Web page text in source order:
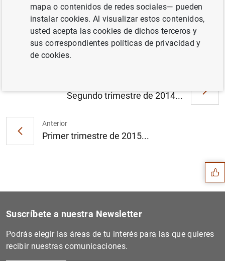
Cuarto trimestre de 2014 (459KB
Anterior
Primer trimestre de 2015...
Segundo trimestre de 2014...
Sugerencias
Suscríbete a nuestra Newsletter
Podrás elegir las áreas de tu interés para las que quieres
recibir nuestras comunicaciones.
mapa o contenidos de redes sociales— pueden
instalar cookies. Al visualizar estos contenidos,
usted acepta las cookies de dichos terceros y
sus correspondientes políticas de privacidad y
de cookies.